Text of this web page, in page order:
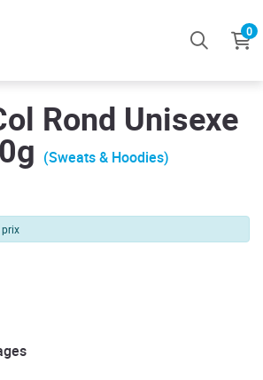
0
Rond Unisexe
(Sweats & Hoodies)